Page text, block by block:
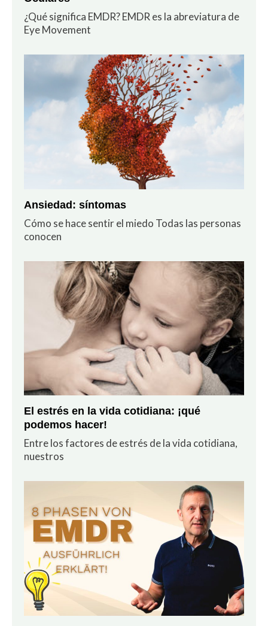
¿Qué significa EMDR? EMDR es la abreviatura de
Eye Movement
Ansiedad: síntomas
Cómo se hace sentir el miedo Todas las personas
conocen
El estrés en la vida cotidiana: ¡qué
podemos hacer!
Entre los factores de estrés de la vida cotidiana,
nuestros